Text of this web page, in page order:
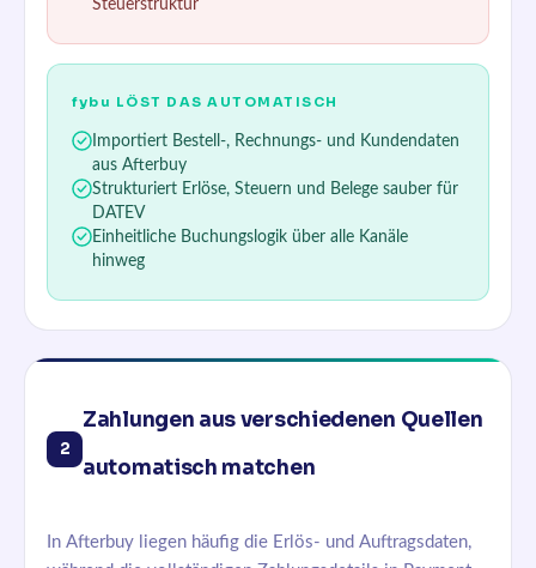
Steuerstruktur
fybu LÖST DAS AUTOMATISCH
Importiert Bestell-, Rechnungs- und Kundendaten
aus Afterbuy
Strukturiert Erlöse, Steuern und Belege sauber für
DATEV
Einheitliche Buchungslogik über alle Kanäle
hinweg
2
Zahlungen aus verschiedenen Quellen
automatisch matchen
In Afterbuy liegen häufig die Erlös- und Auftragsdaten,